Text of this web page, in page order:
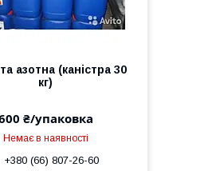
азотна (каністра 30
кг)
₴/упаковка
Немає в наявності
+380 (66) 807-26-60